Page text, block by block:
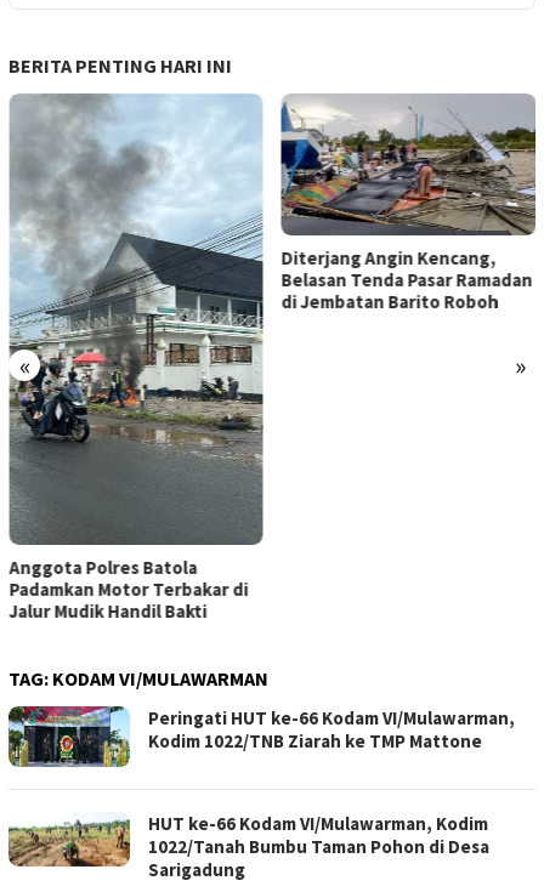
BERITA PENTING HARI INI
« »
Anggota Polres Batola
Padamkan Motor Terbakar di
Jalur Mudik Handil Bakti
Diterjang Angin Kencang,
Belasan Tenda Pasar Ramadan
di Jembatan Barito Roboh
TAG: KODAM VI/MULAWARMAN
Peringati HUT ke-66 Kodam VI/Mulawarman,
Kodim 1022/TNB Ziarah ke TMP Mattone
HUT ke-66 Kodam VI/Mulawarman, Kodim
1022/Tanah Bumbu Taman Pohon di Desa
Sarigadung